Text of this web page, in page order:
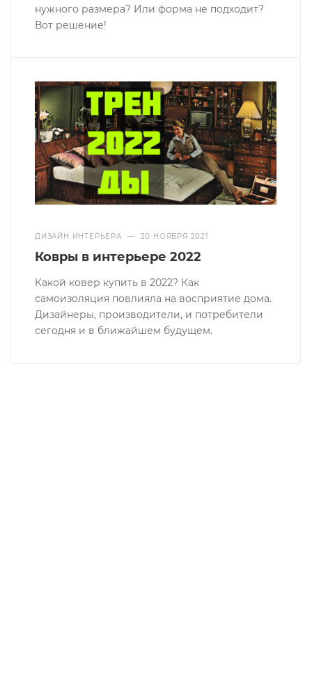
нужного размера? Или форма не подходит?
Вот решение!
ДИЗАЙН ИНТЕРЬЕРА — 20 НОЯБРЯ 2021
Ковры в интерьере 2022
Какой ковер купить в 2022? Как
самоизоляция повлияла на восприятие дома.
Дизайнеры, производители, и потребители
сегодня и в ближайшем будущем.